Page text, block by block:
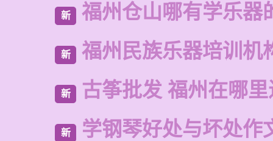
新 福州仓山哪有学乐器
新 福州民族乐器培训机
新 古筝批发 福州在哪
新 学钢琴好处与坏处作